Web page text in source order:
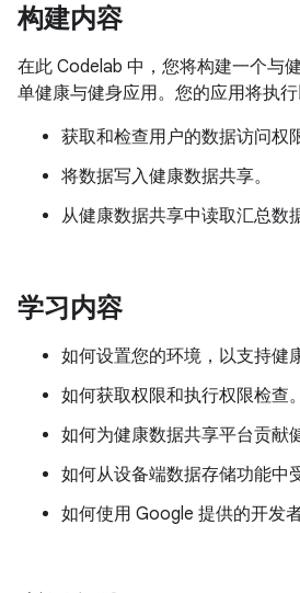
构建内容
在此 Codelab 中，您将构建一个与
单健康与健身应用。您的应用将执行
获取和检查用户的数据访问权
将数据写入健康数据共享。
从健康数据共享中读取汇总数
学习内容
如何设置您的环境，以支持健
如何获取权限和执行权限检查。
如何为健康数据共享平台贡献
如何从设备端数据存储功能中
如何使用 Google 提供的开发